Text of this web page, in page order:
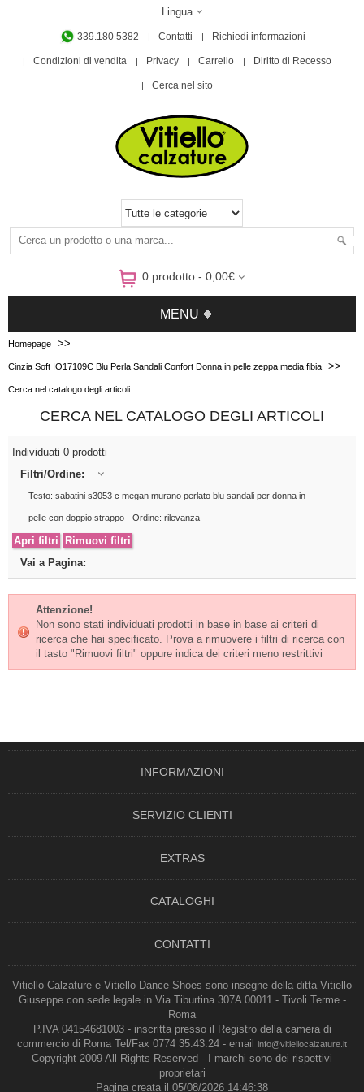
Lingua
339.180 5382 Contatti Richiedi informazioni
Condizioni di vendita Privacy Carrello Diritto di Recesso
Cerca nel sito
0 prodotto - 0,00€
MENU
Homepage >>
Cinzia Soft IO17109C Blu Perla Sandali Confort Donna in pelle zeppa media fibia >>
Cerca nel catalogo degli articoli
CERCA NEL CATALOGO DEGLI ARTICOLI
Individuati 0 prodotti
Filtri/Ordine:
Testo: sabatini s3053 c megan murano perlato blu sandali per donna in
pelle con doppio strappo - Ordine: rilevanza
Vai a Pagina:
Attenzione!
Non sono stati individuati prodotti in base in base ai criteri di
ricerca che hai specificato. Prova a rimuovere i filtri di ricerca con
il tasto "Rimuovi filtri" oppure indica dei criteri meno restrittivi
INFORMAZIONI
SERVIZIO CLIENTI
EXTRAS
CATALOGHI
CONTATTI
Vitiello Calzature e Vitiello Dance Shoes sono insegne della ditta Vitiello
Giuseppe con sede legale in Via Tiburtina 307A 00011 - Tivoli Terme -
Roma
P.IVA 04154681003 - inscritta presso il Registro della camera di
commercio di Roma Tel/Fax 0774 35.43.24 - email
info@vitiellocalzature.it
Copyright 2009 All Rights Reserved - I marchi sono dei rispettivi
proprietari
Pagina creata il 05/08/2026 14:46:38